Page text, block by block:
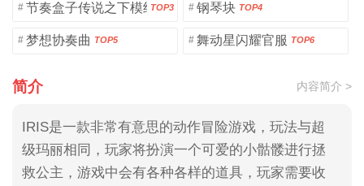
# 节奏盒子传说之下模组TOP3 # 钢琴块 TOP4
# 梦想协奏曲 TOP5 # 舞动星闪耀官服 TOP6
简介 内容简介 >
IRIS是一款非常有意思的动作冒险游戏，玩法与超
级玛丽相同，玩家将扮演一个可爱的小骷髅进行拯
救公主，游戏中会有各种各样的道具，玩家需要收